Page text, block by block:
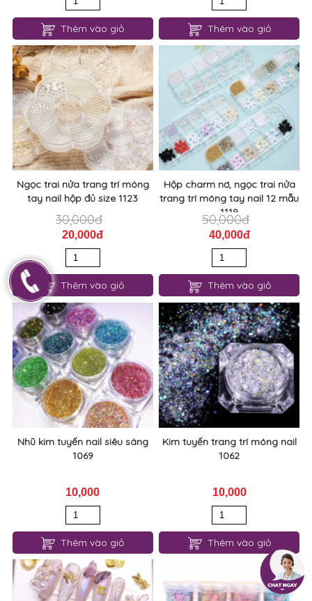
Thêm vào giỏ Thêm vào giỏ
Ngọc trai nửa trang trí móng
tay nail hộp đủ size 1123
30,000đ
20,000đ
Thêm vào giỏ
Hộp charm nơ, ngọc trai nửa
trang trí móng tay nail 12 mẫu
1119
50,000đ
40,000đ
Thêm vào giỏ
Nhũ kim tuyến nail siêu sáng
1069
10,000
Thêm vào giỏ
Kim tuyến trang trí móng nail
1062
10,000
Thêm vào giỏ